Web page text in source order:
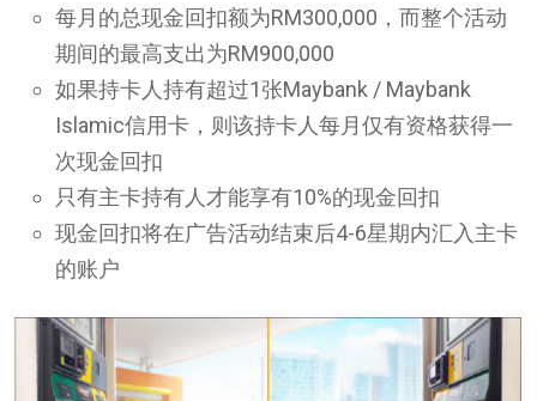
每月的总现金回扣额为RM300,000，而整个活动
期间的最高支出为RM900,000
如果持卡人持有超过1张Maybank / Maybank
Islamic信用卡，则该持卡人每月仅有资格获得一
次现金回扣
只有主卡持有人才能享有10%的现金回扣
现金回扣将在广告活动结束后4-6星期内汇入主卡
的账户